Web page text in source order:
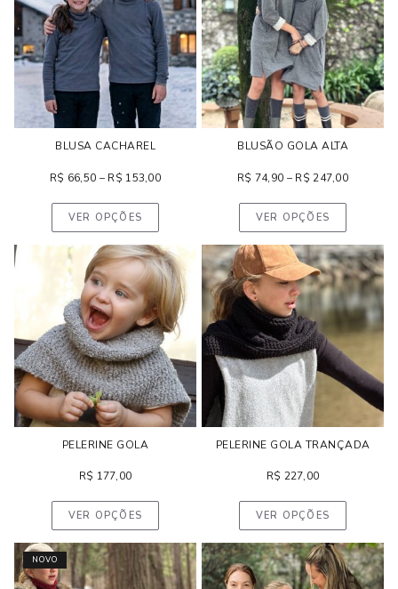
BLUSA CACHAREL
R$ 66,50 – R$ 153,00
VER OPÇÕES
BLUSÃO GOLA ALTA
R$ 74,90 – R$ 247,00
VER OPÇÕES
PELERINE GOLA
R$ 177,00
VER OPÇÕES
PELERINE GOLA TRANÇADA
R$ 227,00
VER OPÇÕES
NOVO